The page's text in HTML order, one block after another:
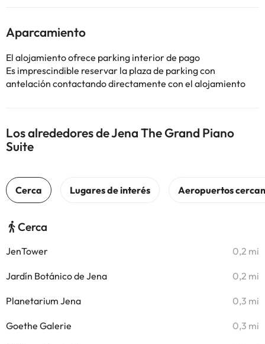
Aparcamiento
El alojamiento ofrece parking interior de pago
Es imprescindible reservar la plaza de parking con
antelación contactando directamente con el alojamiento
Los alrededores de Jena The Grand Piano
Suite
Cerca
JenTower 0,2 mi
Jardín Botánico de Jena 0,2 mi
Planetarium Jena 0,3 mi
Goethe Galerie 0,3 mi